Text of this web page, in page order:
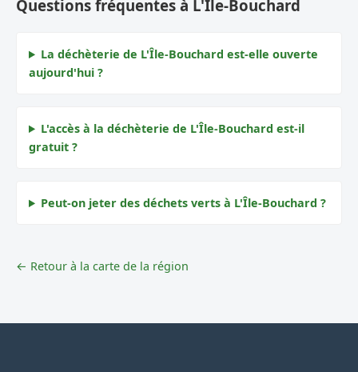
Questions fréquentes à L'Île-Bouchard
La déchèterie de L'Île-Bouchard est-elle ouverte
aujourd'hui ?
L'accès à la déchèterie de L'Île-Bouchard est-il
gratuit ?
Peut-on jeter des déchets verts à L'Île-Bouchard ?
← Retour à la carte de la région